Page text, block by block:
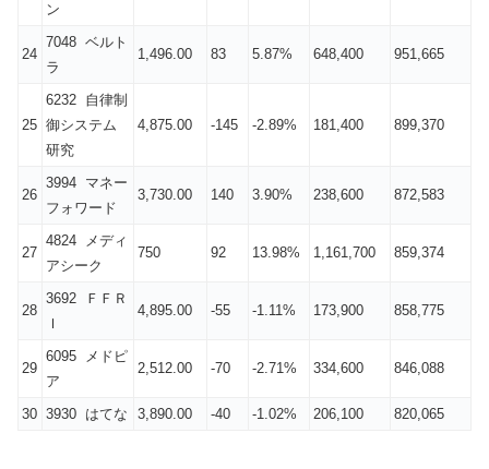
ン
24
7048 ベルト
ラ
1,496.00 83 5.87% 648,400 951,665
25
6232 自律制
御システム
研究
4,875.00 -145 -2.89% 181,400 899,370
26
3994 マネー
フォワード
3,730.00 140 3.90% 238,600 872,583
27
4824 メディ
アシーク
750 92 13.98% 1,161,700 859,374
28
3692 ＦＦＲ
Ｉ
4,895.00 -55 -1.11% 173,900 858,775
29
6095 メドピ
ア
2,512.00 -70 -2.71% 334,600 846,088
30 3930 はてな 3,890.00 -40 -1.02% 206,100 820,065